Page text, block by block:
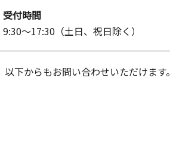
受付時間
9:30～17:30（土日、祝日除く）
下からもお問い合わせいただけます。